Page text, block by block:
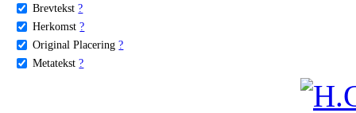
Brevtekst ?
Herkomst ?
Original Placering ?
Metatekst ?